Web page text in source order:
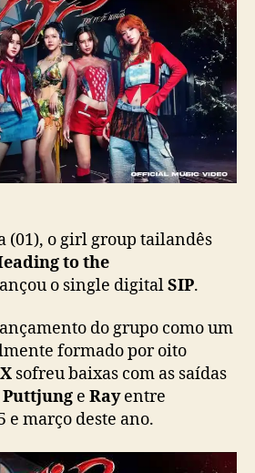
p
u
b
l
i
c
a
ç
ã
P
”
:
T
H
X
l
a
n
p
i
m
i
r
o
s
i
(01), o girl group tailandês
to the
o single digitalSIP.
do grupo como um
formado por oito
sofreu baixas com as saídas
Puttjung e Rayentre
e março deste ano.